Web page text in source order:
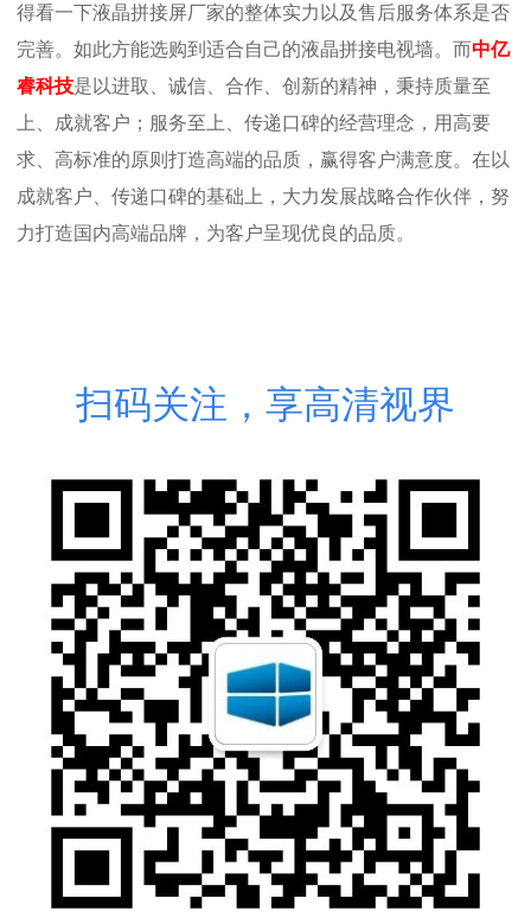
得看一下液晶拼接屏厂家的整体实力以及售后服务体系是否
完善。如此方能选购到适合自己的液晶拼接电视墙。而中亿
睿科技是以进取、诚信、合作、创新的精神，秉持质量至
上、成就客户；服务至上、传递口碑的经营理念，用高要
求、高标准的原则打造高端的品质，赢得客户满意度。在以
成就客户、传递口碑的基础上，大力发展战略合作伙伴，努
力打造国内高端品牌，为客户呈现优良的品质。
扫码关注，享高清视界